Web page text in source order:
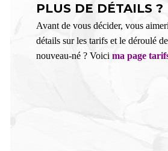
PLUS DE DÉTAILS ?
Avant de vous décider, vous
détails sur les tarifs et le déroulé
nouveau-né ? Voicima page